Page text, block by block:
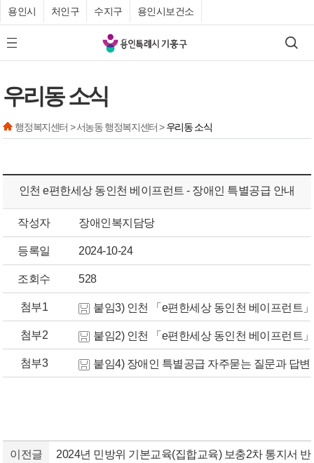
용인시 처인구 수지구 용인시보건소
모바일 메뉴 버튼
기
흥
청
검색
우리동 소식
행정복지센터 > 서농동 행정복지센터 >우리동 소식
인천 e편한세상 동인천 베이프런트 - 장애인 특별공급 안내
작성자 장애인복지담당
등록일 2024-10-24
조회수 528
첨부1 붙임3) 인천 「e편한세상 동인천 베이프런트
첨부2 붙임2) 인천 「e편한세상 동인천 베이프런트
첨부3 붙임4) 장애인 특별공급 자주묻는 질문과 답변
이전글 2024년 민방위 기본교육(집합교육) 보충2차 통지서